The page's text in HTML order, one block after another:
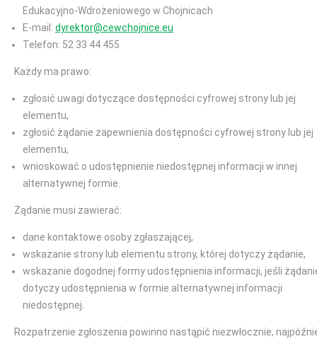
Edukacyjno-Wdrożeniowego w Chojnicach
E-mail: dyrektor@cewchojnice.eu
Telefon: 52 33 44 455
Każdy ma prawo:
zgłosić uwagi dotyczące dostępności cyfrowej strony lub jej
elementu,
zgłosić żądanie zapewnienia dostępności cyfrowej strony lub jej
elementu,
wnioskować o udostępnienie niedostępnej informacji w innej
alternatywnej formie.
Żądanie musi zawierać:
dane kontaktowe osoby zgłaszającej,
wskazanie strony lub elementu strony, której dotyczy żądanie,
wskazanie dogodnej formy udostępnienia informacji, jeśli
dotyczy udostępnienia w formie alternatywnej informacji
niedostępnej.
Rozpatrzenie zgłoszenia powinno nastąpić niezwłocznie,